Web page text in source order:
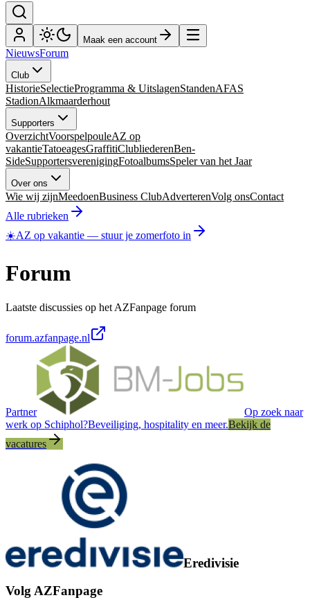
Maak een account
NieuwsForum
Club
HistorieSelectieProgramma & UitslagenStandenAFAS
StadionAlkmaarderhout
Supporters
OverzichtVoorspelpouleAZ op
vakantieTatoeagesGraffitiClubliederenBen-
SideSupportersverenigingFotoalbumsSpeler van het Jaar
Over ons
Wie wij zijnMeedoenBusiness ClubAdverterenVolg onsContact
Alle rubrieken
☀️AZ op vakantie — stuur je zomerfoto in
Forum
Laatste discussies op het AZFanpage forum
forum.azfanpage.nl
Partner
Op zoek naar
werk op Schiphol?Beveiliging, hospitality en meer.Bekijk de
vacatures
Eredivisie
Volg AZFanpage